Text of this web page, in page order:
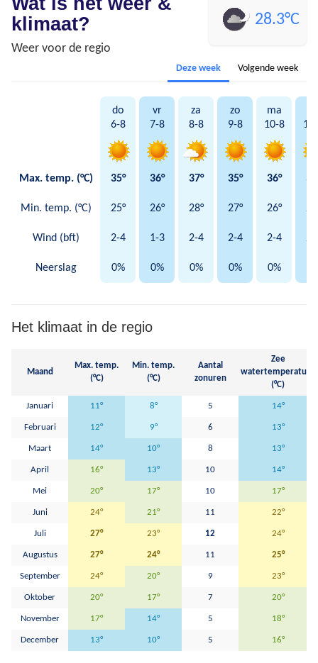
klimaat?
Weer voor de regio
28.3°C
Deze week Volgende week
do
6-8
vr
7-8
za
8-8
zo
9-8
ma
10-8
Max. temp. (°C) 35° 36° 37° 35° 36°
Min. temp. (°C) 25° 26° 28° 27° 26°
Wind (bft) 2-4 1-3 2-4 2-4 2-4 2-
Neerslag 0% 0% 0% 0% 0%
Het klimaat in de regio
Maand
Max. temp.
(°C)
Min. temp.
(°C)
Aantal
zonuren
Zee
watertemperatuur
(°C)
Januari 11° 8° 5 14°
Februari 12° 9° 6 13°
Maart 14° 10° 8 13°
April 16° 13° 10 14°
Mei 20° 17° 10 17°
Juni 24° 21° 11 22°
Juli 27° 23° 12 24°
Augustus 27° 24° 11 25°
September 24° 20° 9 23°
Oktober 20° 17° 7 20°
November 17° 14° 5 18°
December 13° 10° 5 16°